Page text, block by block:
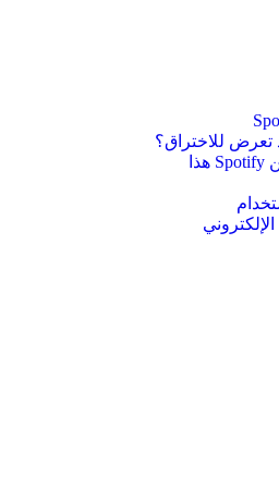
للاختراق؟
هل البريد الإلكتروني من Spotify هذا